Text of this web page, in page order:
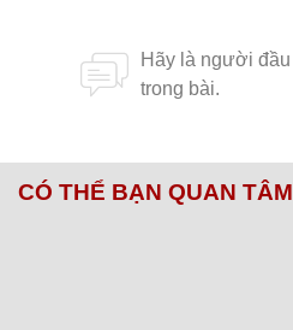
CÓ THỂ BẠN QUAN TÂM